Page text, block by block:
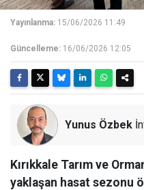
Yayınlanma: 15/06/2026 11:49
Güncelleme: 16/06/2026 12:05
Yunus Özbek
Kırıkkale Tarım ve
yaklaşan hasat sezonu